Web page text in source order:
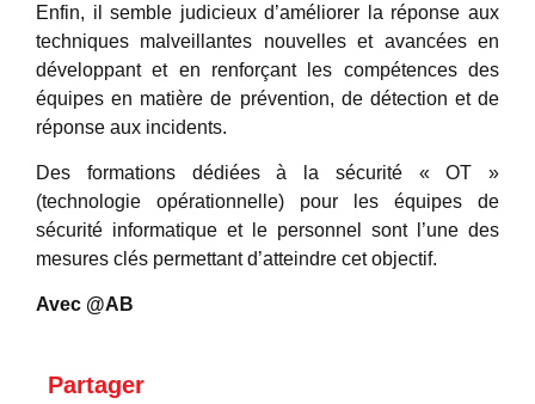
Enfin, il semble judicieux d’améliorer la réponse aux
techniques malveillantes nouvelles et avancées en
développant et en renforçant les compétences des
équipes en matière de prévention, de détection et de
réponse aux incidents.
Des formations dédiées à la sécurité « OT »
(technologie opérationnelle) pour les équipes de
sécurité informatique et le personnel sont l’une des
mesures clés permettant d’atteindre cet objectif.
Avec @AB
Partager